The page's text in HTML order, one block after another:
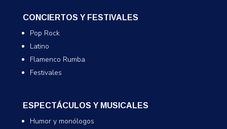
CONCIERTOS Y FESTIVALES
Pop Rock
Latino
Flamenco Rumba
Festivales
ESPECTÁCULOS Y MUSICALES
Humor y monólogos